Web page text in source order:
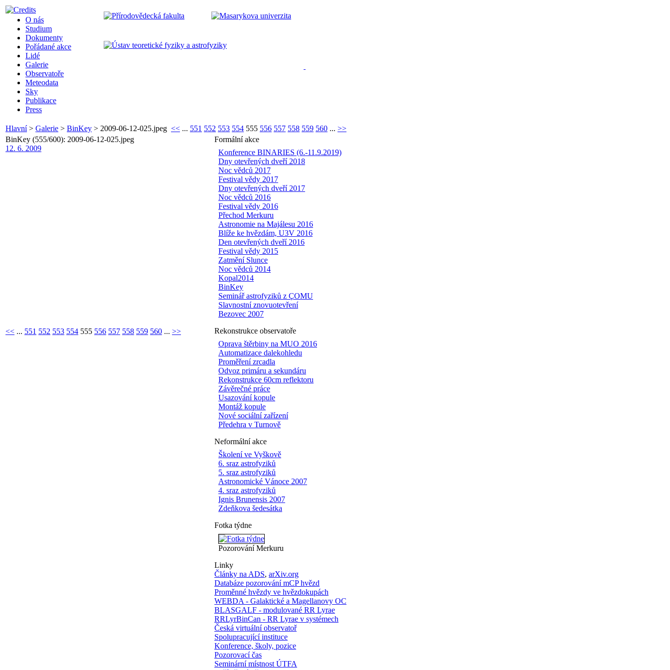
O nás
Studium
Dokumenty
Pořádané akce
Lidé
Galerie
Observatoře
Meteodata
Sky
Publikace
Press
Hlavní> Galerie > BinKey > 2009-06-12-025.jpeg << ... 551 552 553 554 555 556 557 558 559 560 ... >>
Formální akce
Konference BINARIES (6.-11.9.2019)
Dny otevřených dveří 2018
Noc vědců 2017
Festival vědy 2017
Dny otevřených dveří 2017
Noc vědců 2016
Festival vědy 2016
Přechod Merkuru
Astronomie na Majálesu 2016
Blíže ke hvězdám, U3V 2016
Den otevřených dveří 2016
Festival vědy 2015
Zatmění Slunce
Noc vědců 2014
Kopal2014
BinKey
Seminář astrofyziků z ÇOMU
Slavnostní znovuotevření
Bezovec 2007
Rekonstrukce observatoře
Oprava štěrbiny na MUO 2016
Automatizace dalekohledu
Proměření zrcadla
Odvoz primáru a sekundáru
Rekonstrukce 60cm reflektoru
Závěrečné práce
Usazování kopule
Montáž kopule
Nové sociální zařízení
Předehra v Turnově
Neformální akce
Školení ve Vyškově
6. sraz astrofyziků
5. sraz astrofyziků
Astronomické Vánoce 2007
4. sraz astrofyziků
Ignis Brunensis 2007
Zdeňkova šedesátka
Fotka týdne
Pozorování Merkuru
Linky
Články na ADS, arXiv.org
Databáze pozorování mCP hvězd
Proměnné hvězdy ve hvězdokupách
WEBDA - Galaktické a Magellanovy OC
BLASGALF - modulované RR Lyrae
RRLyrBinCan - RR Lyrae v systémech
Česká virtuální observatoř
Spolupracující instituce
Konference, školy, pozice
Pozorovací čas
Seminární místnost ÚTFA
BinKey (555/600): 2009-06-12-025.jpeg
12. 6. 2009
<< ... 551 552 553 554 555 556 557 558 559 560 ... >>